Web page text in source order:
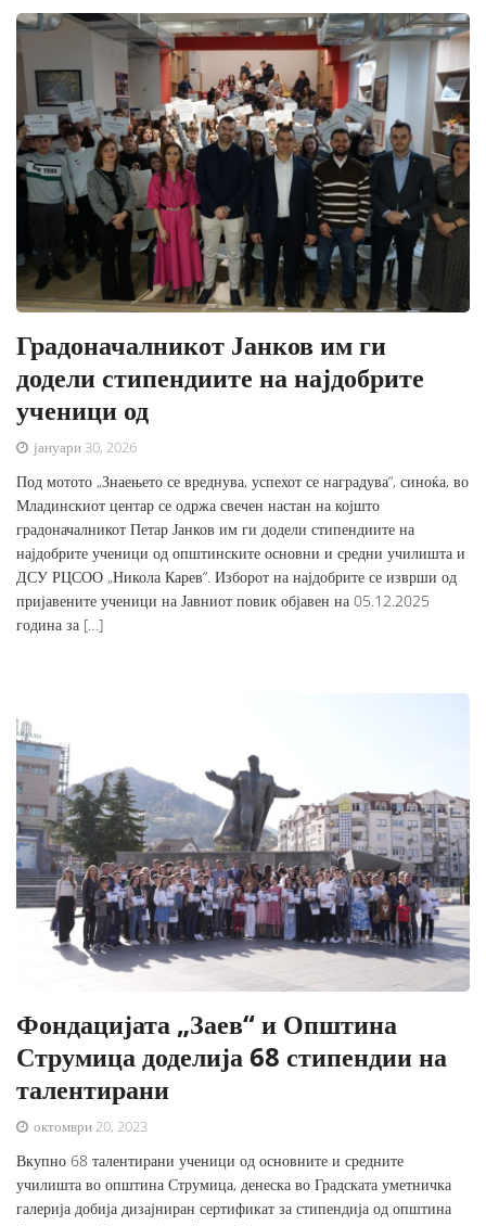
Градоначалникот Јанков им ги
додели стипендиите на најдобрите
ученици од
јануари 30, 2026
Под мотото „Знаењето се вреднува, успехот се наградува“, синоќа, во
Младинскиот центар се одржа свечен настан на којшто
градоначалникот Петар Јанков им ги додели стипендиите на
најдобрите ученици од општинските основни и средни училишта и
ДСУ РЦСОО „Никола Карев“. Изборот на најдобрите се изврши од
пријавените ученици на Јавниот повик објавен на 05.12.2025
година за […]
Фондацијата „Заев“ и Општина
Струмица доделија 68 стипендии на
талентирани
октомври 20, 2023
Вкупно 68 талентирани ученици од основните и средните
училишта во општина Струмица, денеска во Градската уметничка
галерија добија дизајниран сертификат за стипендија од општина